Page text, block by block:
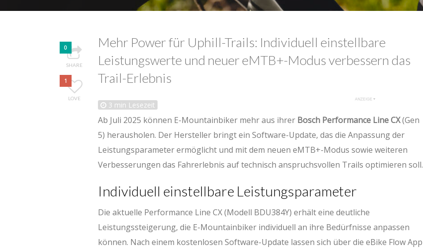
0
SHARE
1
LOVE
Mehr Power für Uphill-Trails: Individuell einstellbare
Leistungswerte und neuer eMTB+-Modus verbessern das
Trail-Erlebnis
3 min Lesezeit
Ab Juli 2025 können E-Mountainbiker mehr aus ihrer Bosch Performance Line CX(Gen
5) herausholen. Der Hersteller bringt ein Software-Update, das die Anpassung der
Leistungsparameter ermöglicht und mit dem neuen eMTB+-Modus sowie weiteren
Verbesserungen das Fahrerlebnis auf technisch anspruchsvollen Trails optimieren soll.
Individuell einstellbare Leistungsparameter
Die aktuelle Performance Line CX (Modell BDU384Y) erhält eine deutliche
Leistungssteigerung, die E-Mountainbiker individuell an ihre Bedürfnisse anpassen
können. Nach einem kostenlosen Software-Update lassen sich über die eBike Flow App